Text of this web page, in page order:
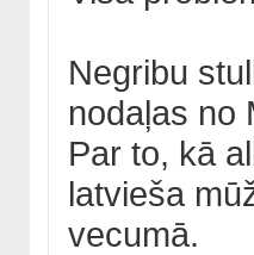
Negribu
nodaļas no
Par to, kā
latvieša
vecumā.